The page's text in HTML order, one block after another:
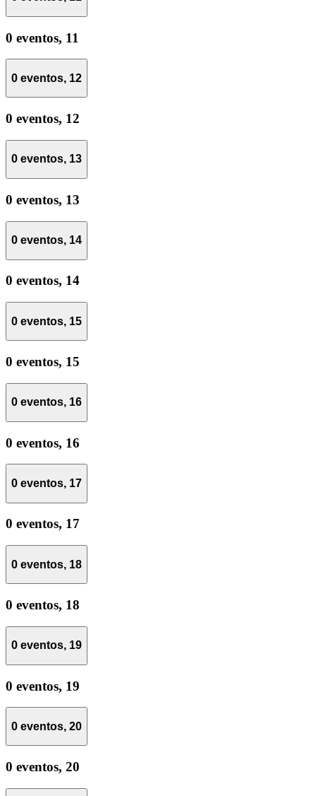
0 eventos, 11
0 eventos, 12
0 eventos, 12
0 eventos, 13
0 eventos, 13
0 eventos, 14
0 eventos, 14
0 eventos, 15
0 eventos, 15
0 eventos, 16
0 eventos, 16
0 eventos, 17
0 eventos, 17
0 eventos, 18
0 eventos, 18
0 eventos, 19
0 eventos, 19
0 eventos, 20
0 eventos, 20